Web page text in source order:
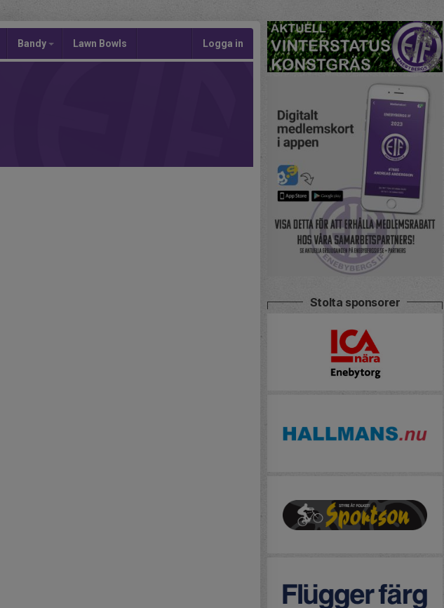
Bandy Lawn Bowls Logga in
Stolta sponsorer